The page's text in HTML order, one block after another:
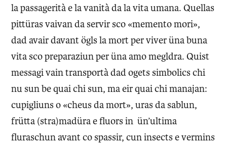
la passagerità e la vanità da la vita umana. Quellas
pittüras vaivan da servir sco «memento mori»,
dad avair davant ögls la mort per viver üna buna
vita sco preparaziun per üna amo megldra. Quist
messagi vain transportà dad ogets simbolics chi
nu sun be quai chi sun, ma eir quai chi manajan:
cupigliuns o «cheus da mort», uras da sablun,
frütta (stra)madüra e fluors in ün’ultima
fluraschun avant co spassir, cun insects e vermins